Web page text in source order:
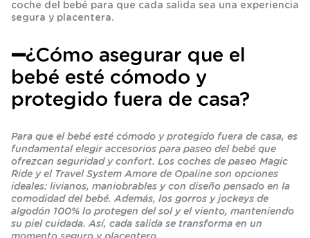
coche del bebé para que cada salida sea una experiencia
segura y placentera.
➖¿Cómo asegurar que el
bebé esté cómodo y
protegido fuera de casa?
Para que el bebé esté cómodo y protegido fuera de casa, es
fundamental elegir accesorios para paseo del bebé que
ofrezcan seguridad y confort. Los coches de paseo Magic
Ride y el Travel System Amore de Opaline son opciones
ideales: livianos, maniobrables y con diseño pensado en la
comodidad del bebé. Además, los gorros y jockeys de
algodón 100% lo protegen del sol y el viento, manteniendo
su piel cuidada. Así, cada salida se transforma en un